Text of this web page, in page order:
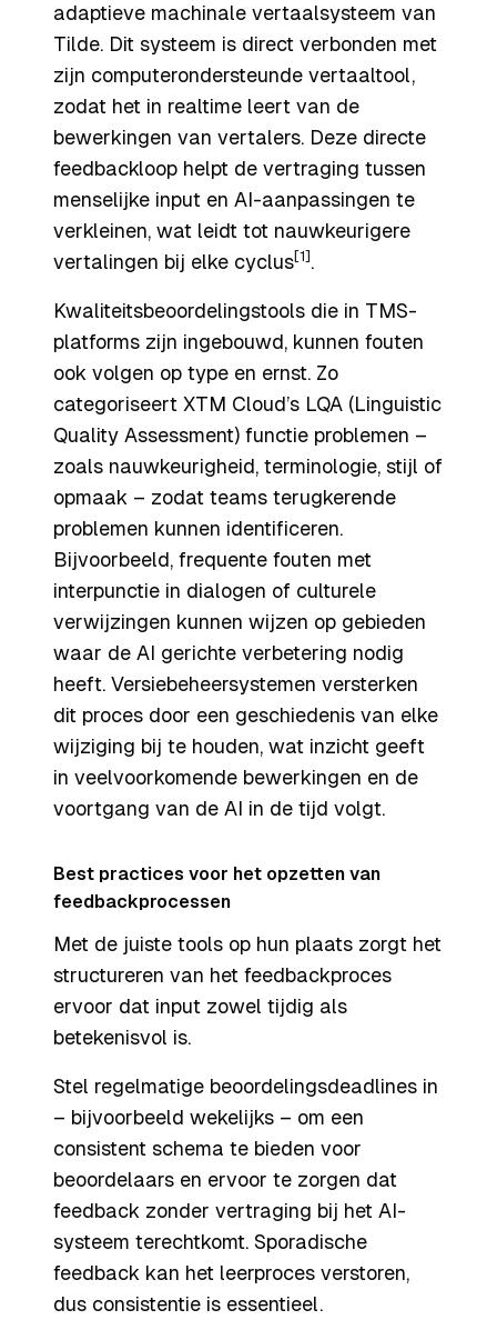
adaptieve machinale vertaalsysteem van
Tilde. Dit systeem is direct verbonden met
zijn computerondersteunde vertaaltool,
zodat het in realtime leert van de
bewerkingen van vertalers. Deze directe
feedbackloop helpt de vertraging tussen
menselijke input en AI-aanpassingen te
verkleinen, wat leidt tot nauwkeurigere
vertalingen bij elke cyclus[1] .
Kwaliteitsbeoordelingstools die in TMS-
platforms zijn ingebouwd, kunnen fouten
ook volgen op type en ernst. Zo
categoriseert XTM Cloud’s LQA (Linguistic
Quality Assessment) functie problemen –
zoals nauwkeurigheid, terminologie, stijl of
opmaak – zodat teams terugkerende
problemen kunnen identificeren.
Bijvoorbeeld, frequente fouten met
interpunctie in dialogen of culturele
verwijzingen kunnen wijzen op gebieden
waar de AI gerichte verbetering nodig
heeft. Versiebeheersystemen versterken
dit proces door een geschiedenis van elke
wijziging bij te houden, wat inzicht geeft
in veelvoorkomende bewerkingen en de
voortgang van de AI in de tijd volgt.
Best practices voor het opzetten van
feedbackprocessen
Met de juiste tools op hun plaats zorgt het
structureren van het feedbackproces
ervoor dat input zowel tijdig als
betekenisvol is.
Stel regelmatige beoordelingsdeadlines in
– bijvoorbeeld wekelijks – om een
consistent schema te bieden voor
beoordelaars en ervoor te zorgen dat
feedback zonder vertraging bij het AI-
systeem terechtkomt. Sporadische
feedback kan het leerproces verstoren,
dus consistentie is essentieel.